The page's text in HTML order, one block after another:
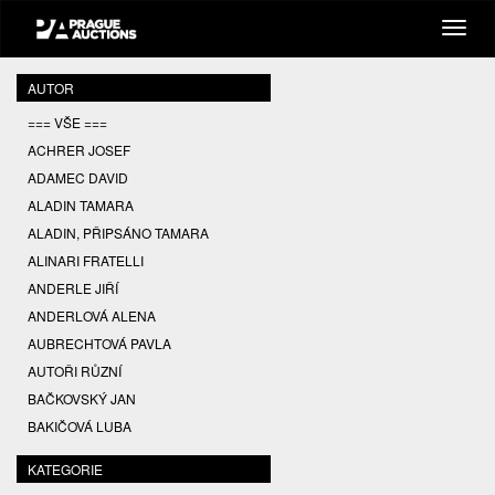
AUTOR
=== VŠE ===
ACHRER JOSEF
ADAMEC DAVID
ALADIN TAMARA
ALADIN, PŘIPSÁNO TAMARA
ALINARI FRATELLI
ANDERLE JIŘÍ
ANDERLOVÁ ALENA
AUBRECHTOVÁ PAVLA
AUTOŘI RŮZNÍ
BAČKOVSKÝ JAN
BAKIČOVÁ LUBA
BALCAR JIŘÍ
BALCAR KAREL
KATEGORIE